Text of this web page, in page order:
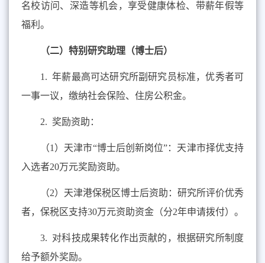
名校访问、深造等机会，享受健康体检、带薪年假等
福利。
（二）特别研究助理（博士后）
1. 年薪最高可达研究所副研究员标准，优秀者可
一事一议，缴纳社会保险、住房公积金。
2. 奖励资助：
（1）天津市“博士后创新岗位”：天津市择优支持
入选者20万元奖励资助。
（2）天津港保税区博士后资助：研究所评价优秀
者，保税区支持30万元资助资金（分2年申请拨付）。
3. 对科技成果转化作出贡献的，根据研究所制度
给予额外奖励。